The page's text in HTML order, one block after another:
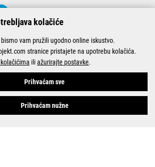
© Marko-Projekt 2026
kolačiće
vam pružili ugodno online iskustvo.
stranice pristajete na upotrebu kolačića.
iliažurirajte postavke.
Prihvaćam sve
Prihvaćam nužne